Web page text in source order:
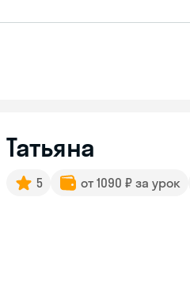
Татьяна
5 от 1090 ₽ за урок